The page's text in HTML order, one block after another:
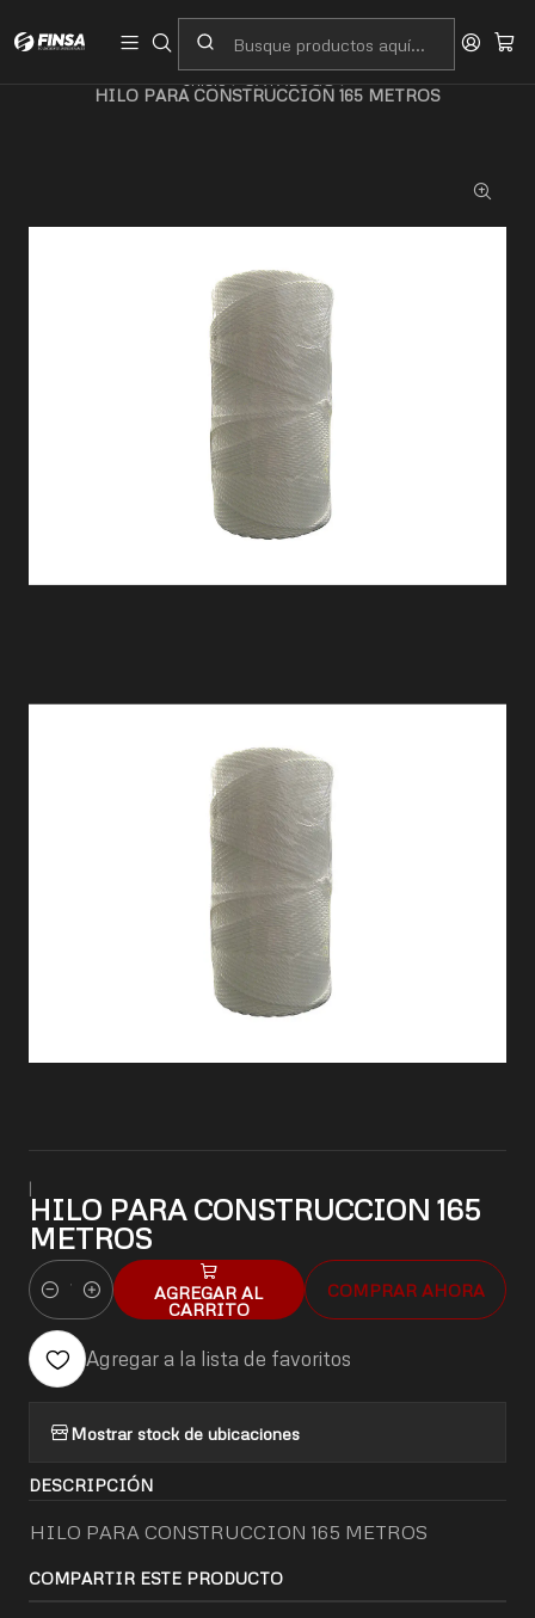
HILO PARA CONSTRUCCION 165 METROS
|
HILO PARA CONSTRUCCION 165
METROS
Cantidad
AGREGAR AL
CARRITO
COMPRAR AHORA
Agregar a la lista de favoritos
Mostrar stock de ubicaciones
DESCRIPCIÓN
HILO PARA CONSTRUCCION 165 METROS
COMPARTIR ESTE PRODUCTO